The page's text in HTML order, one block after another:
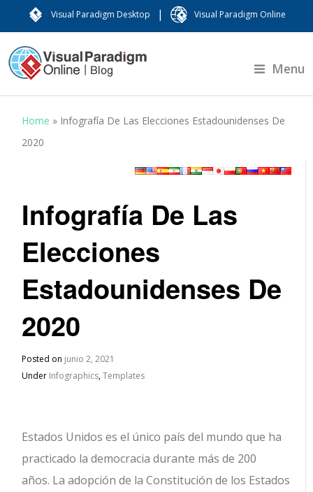
Visual Paradigm Desktop | Visual Paradigm Online
Menu
Home » Infografía De Las Elecciones Estadounidenses De
2020
Infografía De Las
Elecciones
Estadounidenses De
2020
Posted on junio 2, 2021
Under Infographics,Templates
Estados Unidos es el único país del mundo que ha
practicado la democracia durante más de 200
años. La adopción de la Constitución de los Estados